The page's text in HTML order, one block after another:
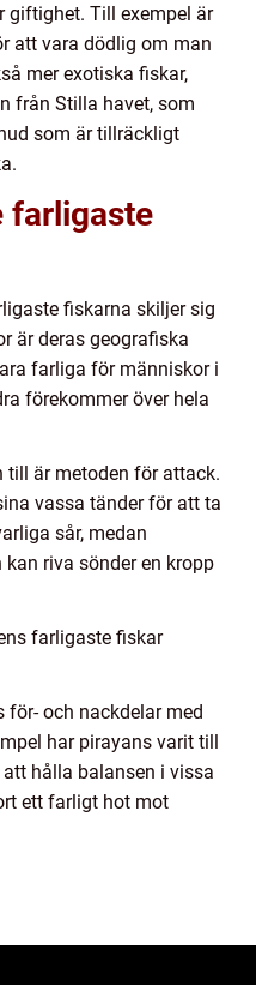
giftighet. Till exempel är
att vara dödlig om man
mer exotiska fiskar,
från Stilla havet, som
som är tillräckligt
farligaste
fiskarna skiljer sig
är deras geografiska
farliga för människor i
förekommer över hela
till är metoden för attack.
vassa tänder för att ta
sår, medan
riva sönder en kropp
farligaste fiskar
för- och nackdelar med
har pirayans varit till
hålla balansen i vissa
ett farligt hot mot